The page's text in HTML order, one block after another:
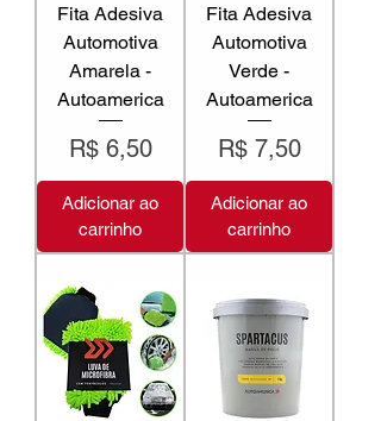
Fita Adesiva
Automotiva
Amarela -
Autoamerica
Preço
R$ 6,50
Adicionar ao
carrinho
Fita Adesiva
Automotiva
Verde -
Autoamerica
Preço
R$ 7,50
Adicionar ao
carrinho